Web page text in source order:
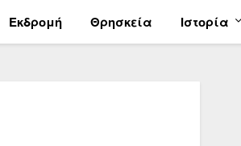
Εκδρομή Θρησκεία Ιστορία